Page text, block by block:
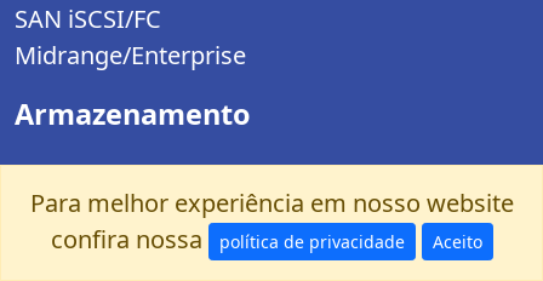
SAN iSCSI/FC
Midrange/Enterprise
Armazenamento
Storage
HD para rede
Personal Storage
Para melhor experiência em nosso website
confira nossa
política de privacidade Aceito